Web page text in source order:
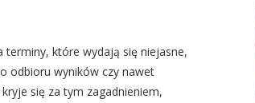
które wydają się niejasne,
odbioru wyników czy nawet
się za tym zagadnieniem,